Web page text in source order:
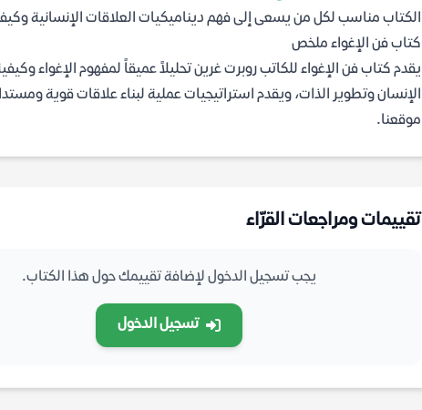
الكتاب مناسب لكل من يسعى إلى فهم ديناميكيات العلاقات الإنسانية
كتاب فن الإغواء ملخص
يقدم كتاب فن الإغواء للكاتب روبرت غرين تحليلاً عميقاً لمفهوم الإغواء
الإنسان وتطوير الذات، ويقدم استراتيجيات عملية لبناء علاقات قوية
موقعنا.
تقييمات ومراجعات القرّاء
يجب تسجيل الدخول لإضافة تقييمك حول هذا الكتاب.
تسجيل الدخول